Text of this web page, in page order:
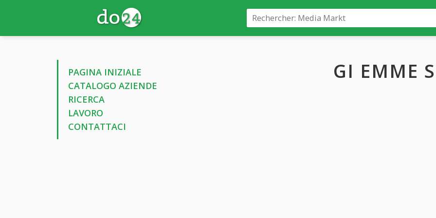
PAGINA INIZIALE
CATALOGO AZIENDE
RICERCA
LAVORO
CONTATTACI
GI EMME